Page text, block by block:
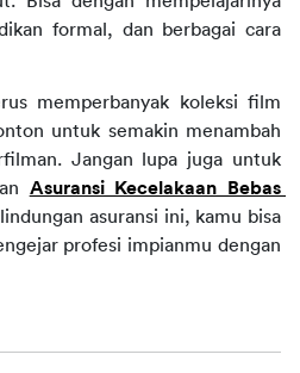
formal, dan berbagai cara
memperbanyak koleksi film
untuk semakin menambah
Jangan lupa juga untuk
Asuransi Kecelakaan Bebas
asuransi ini, kamu bisa
profesi impianmu dengan